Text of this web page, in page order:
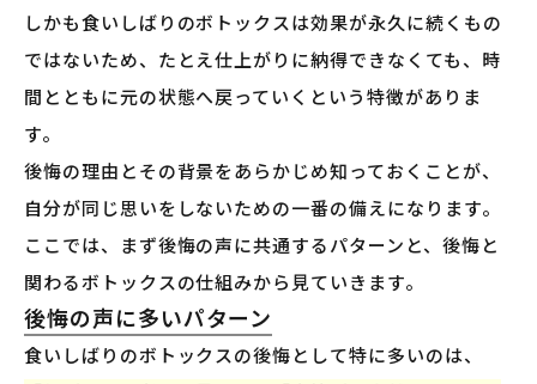
しかも食いしばりのボトックスは効果が永久に続くもの
ではないため、たとえ仕上がりに納得できなくても、時
間とともに元の状態へ戻っていくという特徴がありま
す。
後悔の理由とその背景をあらかじめ知っておくことが、
自分が同じ思いをしないための一番の備えになります。
ここでは、まず後悔の声に共通するパターンと、後悔と
関わるボトックスの仕組みから見ていきます。
後悔の声に多いパターン
食いしばりのボトックスの後悔として特に多いのは、